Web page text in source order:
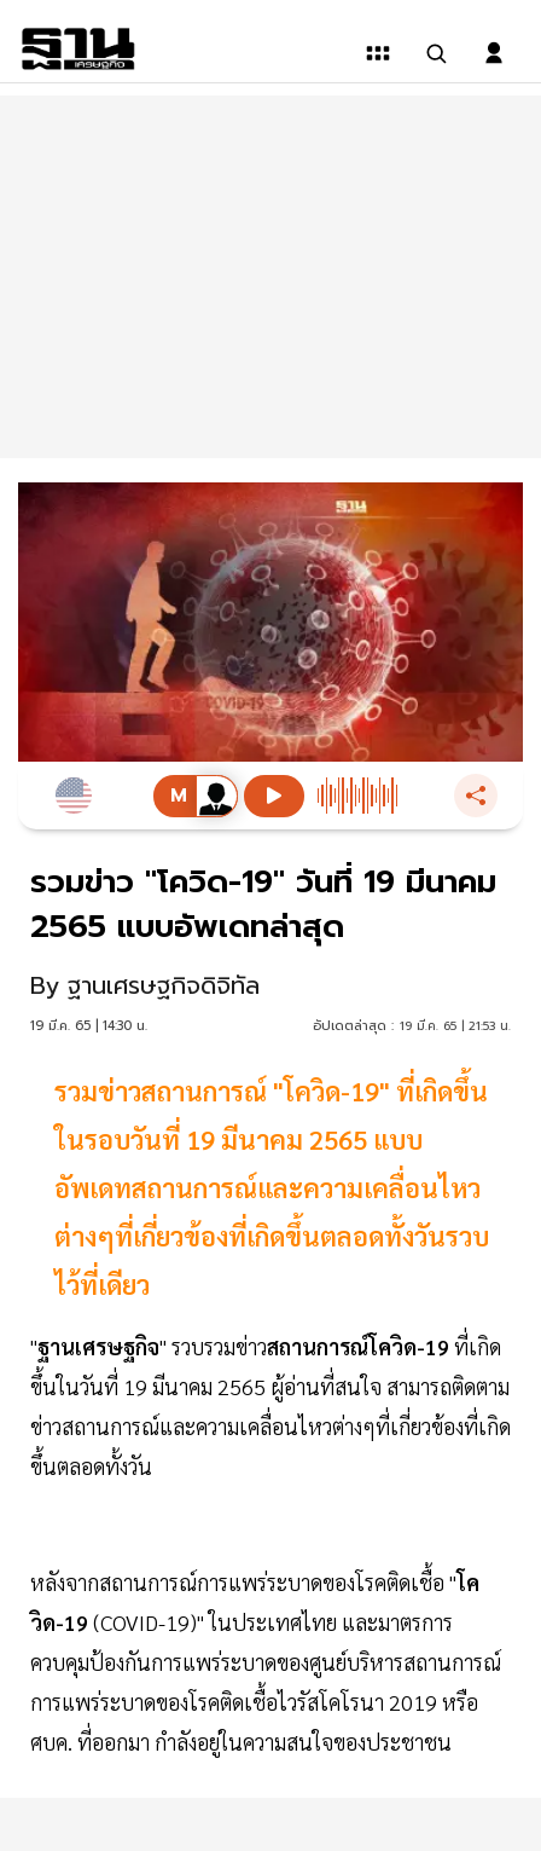
รวมข่าว "โควิด-19" วันที่ 19 มีนาคม
2565 แบบอัพเดทล่าสุด
By ฐานเศรษฐกิจดิจิทัล
19 มี.ค. 65 | 14:30 น. อัปเดตล่าสุด : 19 มี.ค. 65 | 21:53 น.
รวมข่าวสถานการณ์ "โควิด-19" ที่เกิดขึ้น
ในรอบวันที่ 19 มีนาคม 2565 แบบ
อัพเดทสถานการณ์และความเคลื่อนไหว
ต่างๆที่เกี่ยวข้องที่เกิดขึ้นตลอดทั้งวันรวบ
ไว้ที่เดียว
"ฐานเศรษฐกิจ" รวบรวมข่าวสถานการณ์โควิด-19 ที่เกิด
ขึ้นในวันที่ 19 มีนาคม 2565 ผู้อ่านที่สนใจ สามารถติดตาม
ข่าวสถานการณ์และความเคลื่อนไหวต่างๆที่เกี่ยวข้องที่เกิด
ขึ้นตลอดทั้งวัน
หลังจากสถานการณ์การแพร่ระบาดของโรคติดเชื้อ "โค
วิด-19 (COVID-19)" ในประเทศไทย และมาตรการ
ควบคุมป้องกันการแพร่ระบาดของศูนย์บริหารสถานการณ์
การแพร่ระบาดของโรคติดเชื้อไวรัสโคโรนา 2019 หรือ
ศบค. ที่ออกมา กำลังอยู่ในความสนใจของประชาชน